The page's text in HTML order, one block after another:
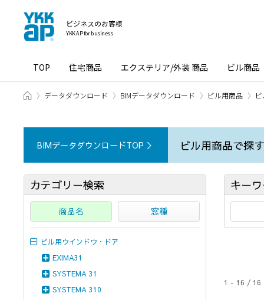
ビジネスのお客様
YKK AP for business
TOP 住宅商品 エクステリア/外装 商品 ビル商品
ホーム データダウンロード BIMデータダウンロード ビル用商品
BIMデータダウンロードTOP ＞ ビル用商品で探す
カテゴリー検索
商品名 窓種
ビル用ウインドウ・ドア
EXIMA31
SYSTEMA 31
SYSTEMA 310
キー
1 - 16 / 16